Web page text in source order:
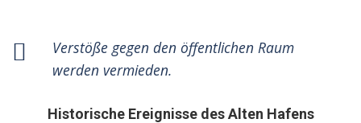
Verstöße gegen den öffentlichen Raum
werden vermieden.
Historische Ereignisse des Alten Hafens